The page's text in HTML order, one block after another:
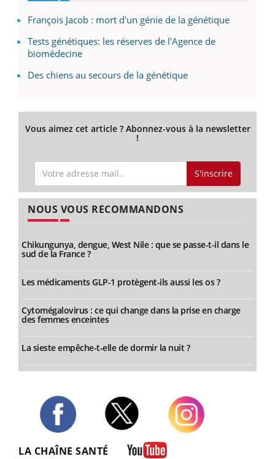
François Jacob : mort d'un génie de la génétique
Tests génétiques: les réserves de l'Agence de
biomédecine
Des chiens au secours de la génétique
Vous aimez cet article ? Abonnez-vous à la newsletter
!
S'inscrire
NOUS VOUS RECOMMANDONS
Chikungunya, dengue, West Nile : que se passe-t-il dans le
sud de la France ?
Les médicaments GLP-1 protègent-ils aussi les os ?
Cytomégalovirus : ce qui change dans la prise en charge
des femmes enceintes
La sieste empêche-t-elle de dormir la nuit ?
LA CHAÎNE SANTÉ